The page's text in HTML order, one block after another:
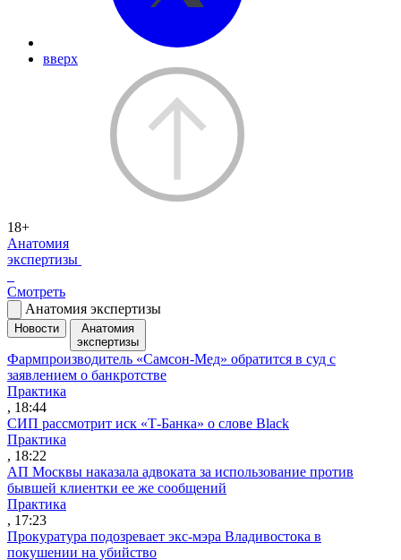
вверх
18+
Анатомия
экспертизы
Смотреть
Анатомия экспертизы
Новости
Анатомия
экспертизы
Фармпроизводитель «Самсон-Мед» обратится в суд с
заявлением о банкротстве
Практика
, 18:44
СИП рассмотрит иск «Т-Банка» о слове Black
Практика
, 18:22
АП Москвы наказала адвоката за использование против
бывшей клиентки ее же сообщений
Практика
, 17:23
Прокуратура подозревает экс-мэра Владивостока в
покушении на убийство